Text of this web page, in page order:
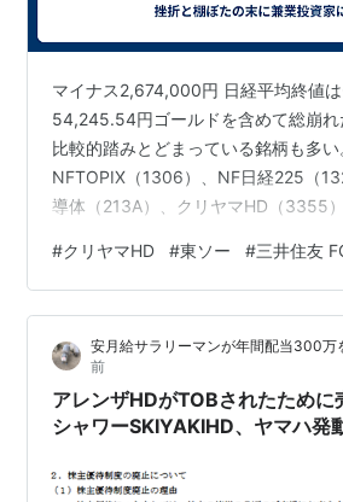
マイナス2,674,000円 日経平均終値
54,245.54円ゴールドを含めて総崩れ
比較的踏みとどまっている銘柄も多い
NFTOPIX（1306）、NF日経225（
導体（213A）、クリヤマHD（3355
信用で買い。SANKYO(6417)信用分
末から450万円ほどお金が減ってい
はずもないし、イラン紛争の先行き
が、日本株が上昇基調にあるという
追証や投げ売りの余波もあるわけで
#クリヤマHD #東ソー #三井住友
安月給サラリーマンが年間配当300万
前
アレンザHDがTOBされたために
シャワーSKIYAKIHD、ヤマハ発
ザ・パックは優待廃止を発表。